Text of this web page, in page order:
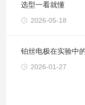
选型一看就懂
2026-05-18
铂丝电极在实验中
2026-01-27